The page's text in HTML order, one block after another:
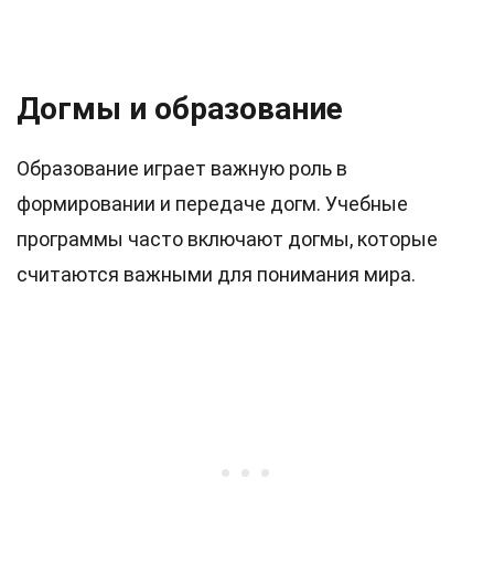
Догмы и образование
Образование играет важную роль в
формировании и передаче догм. Учебные
программы часто включают догмы, которые
считаются важными для понимания мира.